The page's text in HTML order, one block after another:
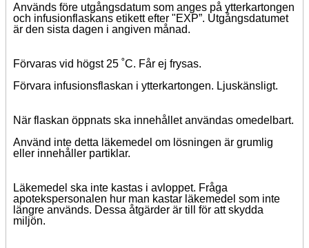
Används före utgångsdatum som anges på ytterkartongen
och infusionflaskans etikett efter "EXP”. Utgångsdatumet
är den sista dagen i angiven månad.
Förvaras vid högst 25 ˚C. Får ej frysas.
Förvara infusionsflaskan i ytterkartongen. Ljuskänsligt.
När flaskan öppnats ska innehållet användas omedelbart.
Använd inte detta läkemedel om lösningen är grumlig
eller innehåller partiklar.
Läkemedel ska inte kastas i avloppet. Fråga
apotekspersonalen hur man kastar läkemedel som inte
längre används. Dessa åtgärder är till för att skydda
miljön.